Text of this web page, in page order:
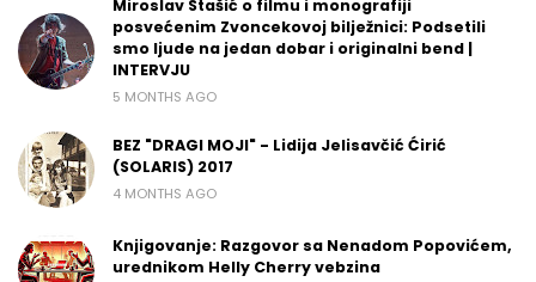
Miroslav Stašić o filmu i monografiji
posvećenim Zvoncekovoj bilježnici: Podsetili
smo ljude na jedan dobar i originalni bend |
INTERVJU
5 MONTHS AGO
BEZ "DRAGI MOJI" - Lidija Jelisavčić Ćirić
(SOLARIS) 2017
4 MONTHS AGO
Knjigovanje: Razgovor sa Nenadom Popovićem,
urednikom Helly Cherry vebzina